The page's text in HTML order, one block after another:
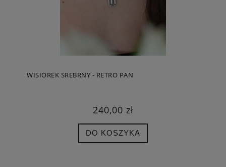
WISIOREK SREBRNY - RETRO PAN
240,00 zł
DO KOSZYKA